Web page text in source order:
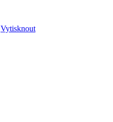
Vytisknout